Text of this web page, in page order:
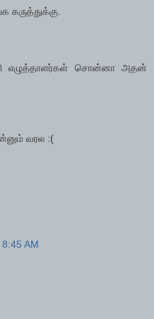
கருத்துக்கு.
எழுத்தாளர்கள் சொன்னா அதன்
வரல :(
AM